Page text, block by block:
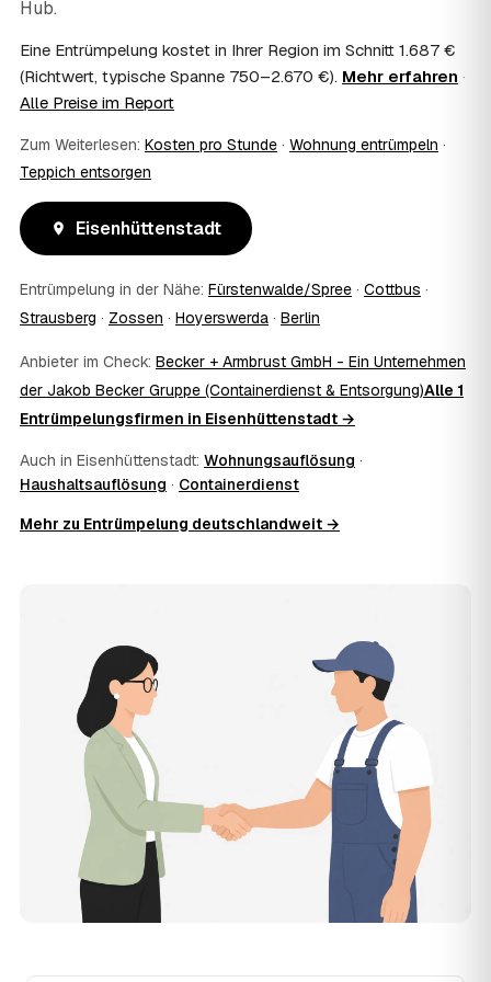
Kosten?
Im Einzelfall ist das möglich — etwa bei einer
Wohnungsauflösung im Rahmen von Sozialhilfe oder
einem vom Amt veranlassten Umzug. Wichtig: Den Antrag
stellen Sie vor Auftragserteilung beim zuständigen Amt
und holen die Kostenübernahme schriftlich ein. AWL
Zentrum vermittelt die Entrümpler, entscheidet aber nicht
über die Kostenübernahme.
08
Bekomme ich einen Entsorgungsnachweis?
Ja. Die Partner entsorgen über zugelassene Höfe und
stellen auf Wunsch einen Entsorgungsnachweis aus —
wichtig zum Beispiel für Vermieter, Nachlassverwaltung
09 Muss ich bei der Entrümpelung anwesend sein?
Nicht zwingend. Viele Kunden in Eisenhüttenstadt sind nur
zur Übergabe und zum Abschluss vor Ort; den genauen
Ablauf — etwa die Schlüsselübergabe — stimmen Sie
direkt mit dem Entrümpler ab.
Was ist im Festpreis enthalten?
Der Festpreis deckt in der Regel das komplette
fachgerechte Entsorgung ab — auf Wunsch inklusive
Die Anfrage ist kostenlos und unverbindlich. AWL
Zentrum ist Vermittler: Sie schildern einmal, was raus
muss, und erhalten mehrere Festpreis-Angebote geprüfter
Entrümpler aus Eisenhüttenstadt zum Vergleichen. Bezahlt
wird nur der Entrümpler, den Sie selbst auswählen.
Was kostet die Entrümpelung einer normalen
Wohnung in Eisenhüttenstadt?
Für eine durchschnittliche Wohnung mit rund 65 m² liegen
die Kosten in Eisenhüttenstadt bei etwa 1.840 €, das
entspricht im Schnitt rund 30,2 € je Quadratmeter.
Zugänglichkeit (Etage, Aufzug), Menge und Sperrmüllanteil
verschieben den Preis nach oben oder unten — den
genauen Festpreis nennt Ihnen der Entrümpler nach
13 Werden Entrümpelungen in Eisenhüttenstadt in
Hub.
Eine Entrümpelung kostet in Ihrer Region im Schnitt 1.687 €
(Richtwert, typische Spanne 750–2.670 €). Mehr erfahren ·
Alle Preise im Report
Zum Weiterlesen: Kosten pro Stunde · Wohnung entrümpeln ·
Teppich entsorgen
Eisenhüttenstadt
Entrümpelung in der Nähe: Fürstenwalde/Spree · Cottbus ·
Strausberg · Zossen · Hoyerswerda · Berlin
Anbieter im Check: Becker + Armbrust GmbH - Ein Unternehmen
der Jakob Becker Gruppe (Containerdienst & Entsorgung)Alle 1
Entrümpelungsfirmen in Eisenhüttenstadt →
Auch in Eisenhüttenstadt: Wohnungsauflösung ·
Haushaltsauflösung · Containerdienst
Mehr zu Entrümpelung deutschlandweit →